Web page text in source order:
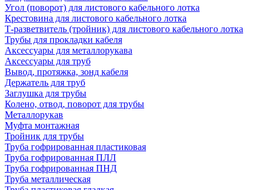
Угол (поворот) для листового кабельного лотка
Крестовина для листового кабельного лотка
Т-разветвитель (тройник) для листового кабельного лотка
Трубы для прокладки кабеля
Аксессуары для металлорукава
Аксессуары для труб
Вывод, протяжка, зонд кабеля
Держатель для труб
Заглушка для трубы
Колено, отвод, поворот для трубы
Металлорукав
Муфта монтажная
Тройник для трубы
Труба гофрированная пластиковая
Труба гофрированная ПЛЛ
Труба гофрированная ПНД
Труба металлическая